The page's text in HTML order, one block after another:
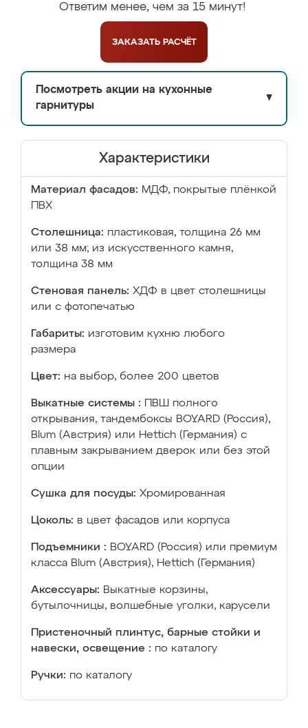
Ответим менее, чем за 15 минут!
ЗАКАЗАТЬ РАСЧЁТ
Посмотреть акции на кухонные
гарнитуры
▼
Характеристики
Материал фасадов: МДФ, покрытые плёнкой
ПВХ
Столешница: пластиковая, толщина 26 мм
или 38 мм; из искусственного камня,
толщина 38 мм
Стеновая панель: ХДФ в цвет столешницы
или с фотопечатью
Габариты: изготовим кухню любого
размера
Цвет: на выбор, более 200 цветов
Выкатные системы :
ПВШ полного
открывания, тандембоксы BOYARD (Россия),
Blum (Австрия) или Hettich (Германия) с
плавным закрыванием дверок или без этой
опции
Сушка для посуды: Хромированная
Цоколь: в цвет фасадов или корпуса
Подъемники : BOYARD (Россия) или премиум
класса Blum (Австрия), Hettich (Германия)
Аксессуары: Выкатные корзины,
бутылочницы, волшебные уголки, карусели
Пристеночный плинтус, барные стойки и
навески, освещение : по каталогу
Ручки: по каталогу